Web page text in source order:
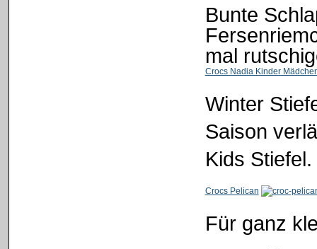
Bunte
mal
Crocs Nadia Kinder
Winter
Saison
Kids Stiefel.
Crocs Pelican
Für ganz